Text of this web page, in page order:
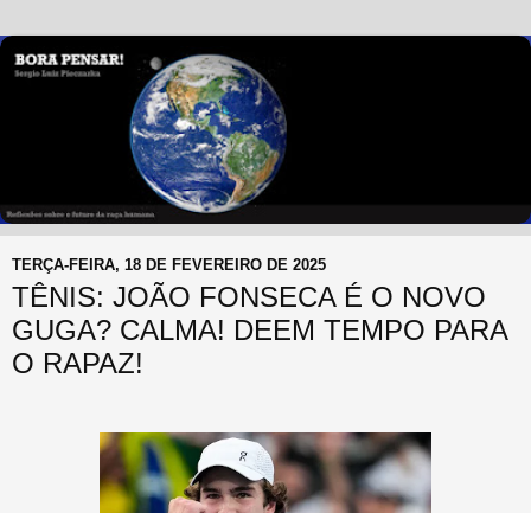
TERÇA-FEIRA, 18 DE FEVEREIRO DE 2025
TÊNIS: JOÃO FONSECA É O NOVO
GUGA? CALMA! DEEM TEMPO PARA
O RAPAZ!